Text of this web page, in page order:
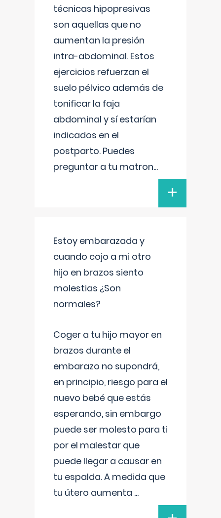
técnicas hipopresivas
son aquellas que no
aumentan la presión
intra-abdominal. Estos
ejercicios refuerzan el
suelo pélvico además de
tonificar la faja
abdominal y sí estarían
indicados en el
postparto. Puedes
preguntar a tu matron...
+
Estoy embarazada y
cuando cojo a mi otro
hijo en brazos siento
molestias ¿Son
normales?
Coger a tu hijo mayor en
brazos durante el
embarazo no supondrá,
en principio, riesgo para el
nuevo bebé que estás
esperando, sin embargo
puede ser molesto para ti
por el malestar que
puede llegar a causar en
tu espalda. A medida que
tu útero aumenta ...